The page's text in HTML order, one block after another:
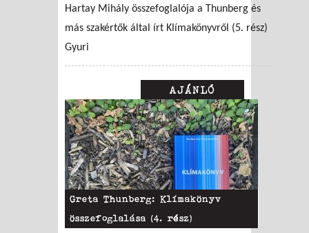
Hartay Mihály összefoglalója a Thunberg és
más szakértők által írt Klímakönyvről (5. rész)
Gyuri
AJÁNLÓ
Greta Thunberg: Klímakönyv
összefoglalása (4. rész)